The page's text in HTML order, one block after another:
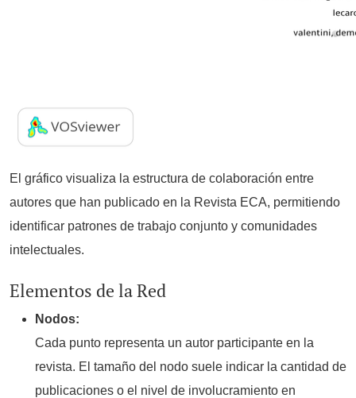
El gráfico visualiza la estructura de colaboración entre
autores que han publicado en la Revista ECA, permitiendo
identificar patrones de trabajo conjunto y comunidades
intelectuales.
Elementos de la Red
Nodos:
Cada punto representa un autor participante en la
revista. El tamaño del nodo suele indicar la cantidad de
publicaciones o el nivel de involucramiento en